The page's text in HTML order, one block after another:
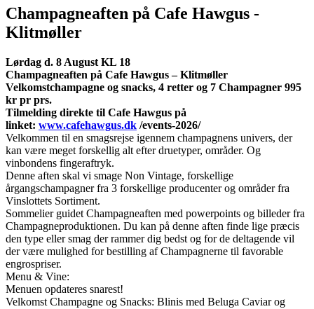
Champagneaften på Cafe Hawgus -
Klitmøller
Lørdag d. 8 August KL 18
Champagneaften på Cafe Hawgus – Klitmøller
Velkomstchampagne og snacks, 4 retter og 7 Champagner 995
kr pr prs.
Tilmelding direkte til Cafe Hawgus på
linket: www.cafehawgus.dk /events-2026/
Velkommen til en smagsrejse igennem champagnens univers, der
kan være meget forskellig alt efter druetyper, områder. Og
vinbondens fingeraftryk.
Denne aften skal vi smage Non Vintage, forskellige
årgangschampagner fra 3 forskellige producenter og områder fra
Vinslottets Sortiment.
Sommelier guidet Champagneaften med powerpoints og billeder fra
Champagneproduktionen. Du kan på denne aften finde lige præcis
den type eller smag der rammer dig bedst og for de deltagende vil
der være mulighed for bestilling af Champagnerne til favorable
engrospriser.
Menu & Vine:
Menuen opdateres snarest!
Velkomst Champagne og Snacks: Blinis med Beluga Caviar og